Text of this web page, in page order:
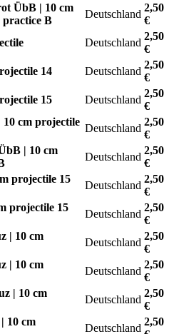
ÜbB | 10 cm
B
Deutschland
2,50
€
Deutschland
2,50
€
14
Deutschland
2,50
€
15
Deutschland
2,50
€
10 cm projectile
Deutschland
2,50
€
| 10 cm
Deutschland
2,50
€
projectile 15
Deutschland
2,50
€
projectile 15
Deutschland
2,50
€
| 10 cm
Deutschland
2,50
€
| 10 cm
Deutschland
2,50
€
| 10 cm
Deutschland
2,50
€
10 cm
Deutschland
2,50